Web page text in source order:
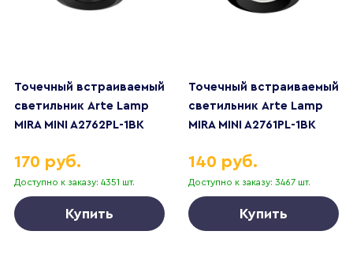
Точечный встраиваемый
светильник Arte Lamp
MIRA MINI A2762PL-1BK
Доступно к заказу: 4351 шт.
170 руб.
Купить
Точечный встраиваемый
светильник Arte Lamp
MIRA MINI A2761PL-1BK
Доступно к заказу: 3467 шт.
140 руб.
Купить